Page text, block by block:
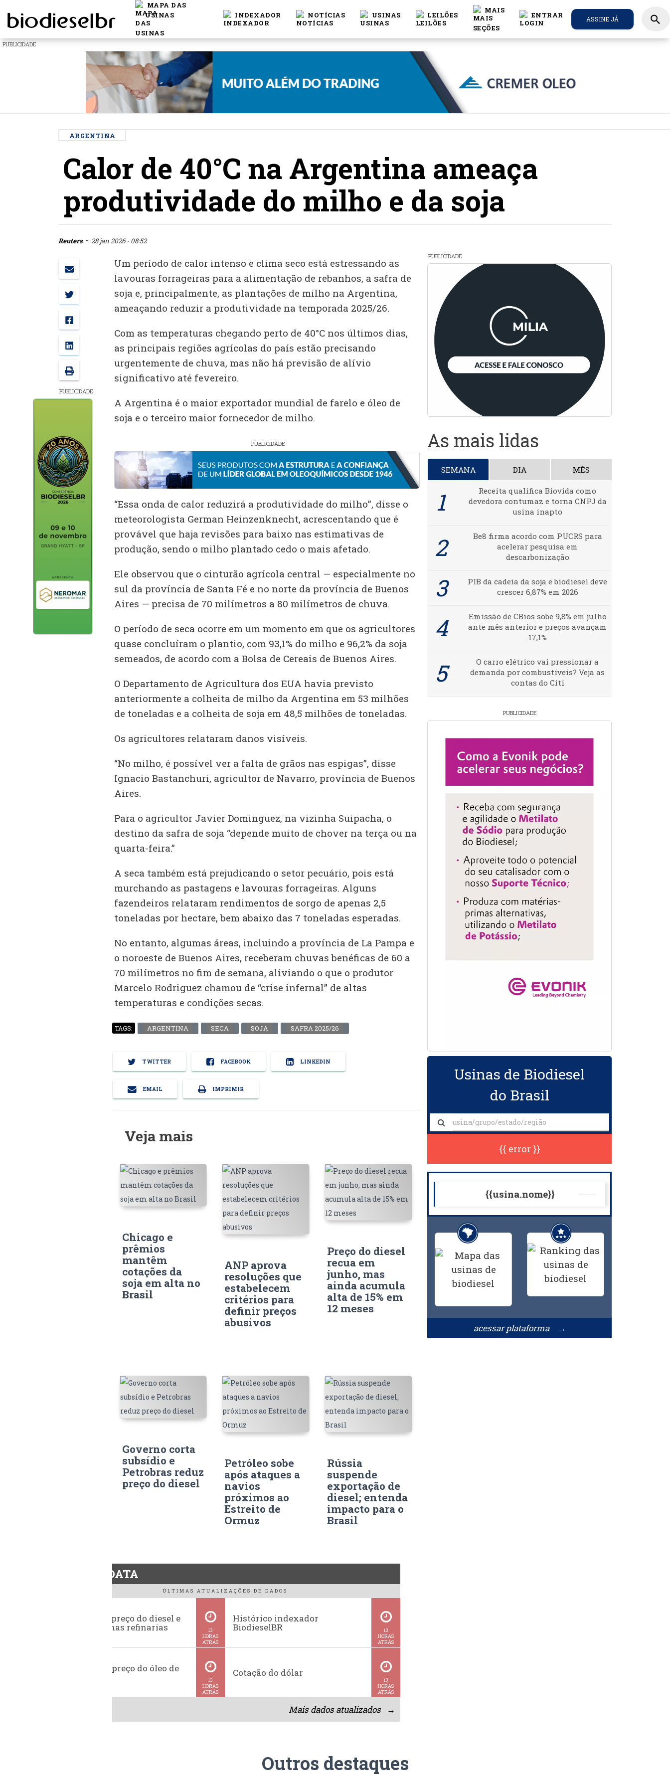
MAPA DAS
USINAS
INDEXADOR NOTÍCIAS USINAS LEILÕES
MAIS
ENTRAR ASSINE JÁ search
PUBLICIDADE
ARGENTINA
Calor de 40°C na Argentina ameaça
produtividade do milho e da soja
Reuters- 28 jan 2026 - 08:52
PUBLICIDADE
Um período de calor intenso e clima seco está estressando as
lavouras forrageiras para a alimentação de rebanhos, a safra de
soja e, principalmente, as plantações de milho na Argentina,
ameaçando reduzir a produtividade na temporada 2025/26.
Com as temperaturas chegando perto de 40°C nos últimos dias,
as principais regiões agrícolas do país estão precisando
urgentemente de chuva, mas não há previsão de alívio
significativo até fevereiro.
A Argentina é o maior exportador mundial de farelo e óleo de
soja e o terceiro maior fornecedor de milho.
PUBLICIDADE
“Essa onda de calor reduzirá a produtividade do milho”, disse o
meteorologista German Heinzenknecht, acrescentando que é
provável que haja revisões para baixo nas estimativas de
produção, sendo o milho plantado cedo o mais afetado.
Ele observou que o cinturão agrícola central — especialmente no
sul da província de Santa Fé e no norte da província de Buenos
Aires — precisa de 70 milímetros a 80 milímetros de chuva.
O período de seca ocorre em um momento em que os agricultores
quase concluíram o plantio, com 93,1% do milho e 96,2% da soja
semeados, de acordo com a Bolsa de Cereais de Buenos Aires.
O Departamento de Agricultura dos EUA havia previsto
anteriormente a colheita de milho da Argentina em 53 milhões
de toneladas e a colheita de soja em 48,5 milhões de toneladas.
Os agricultores relataram danos visíveis.
“No milho, é possível ver a falta de grãos nas espigas”, disse
Ignacio Bastanchuri, agricultor de Navarro, província de Buenos
Aires.
Para o agricultor Javier Dominguez, na vizinha Suipacha, o
destino da safra de soja “depende muito de chover na terça ou na
quarta-feira.”
A seca também está prejudicando o setor pecuário, pois está
murchando as pastagens e lavouras forrageiras. Alguns
fazendeiros relataram rendimentos de sorgo de apenas 2,5
toneladas por hectare, bem abaixo das 7 toneladas esperadas.
No entanto, algumas áreas, incluindo a província de La Pampa e
o noroeste de Buenos Aires, receberam chuvas benéficas de 60 a
70 milímetros no fim de semana, aliviando o que o produtor
Marcelo Rodriguez chamou de “crise infernal” de altas
temperaturas e condições secas.
TAGS: ARGENTINA SECA SOJA SAFRA 2025/26
TWITTER FACEBOOK LINKEDIN
EMAIL IMPRIMIR
Veja mais
Chicago e
prêmios
mantêm
cotações da
soja em alta no
Brasil
ANP aprova
resoluções que
estabelecem
critérios para
definir preços
abusivos
Preço do diesel
recua em
junho, mas
ainda acumula
alta de 15% em
12 meses
Governo corta
subsídio e
Petrobras reduz
preço do diesel
Petróleo sobe
após ataques a
navios
próximos ao
Estreito de
Ormuz
Rússia
suspende
exportação de
diesel; entenda
impacto para o
Brasil
BiodieselDATA
ÚLTIMAS ATUALIZAÇÕES DE DADOS
Evolução do preço do diesel e
da gasolina nas refinarias
13
HORAS
ATRÁS
Histórico indexador
BiodieselBR
13
HORAS
ATRÁS
Histórico do preço do óleo de
13
HORAS
ATRÁS
Cotação do dólar
13
HORAS
ATRÁS
Mais dados atualizados →
PUBLICIDADE
As mais lidas
SEMANA DIA MÊS
Receita qualifica Biovida como
devedora contumaz e torna CNPJ da
usina inapto
Be8 firma acordo com PUCRS para
acelerar pesquisa em
descarbonização
PIB da cadeia da soja e biodiesel deve
crescer 6,87% em 2026
Emissão de CBios sobe 9,8% em julho
ante mês anterior e preços avançam
17,1%
O carro elétrico vai pressionar a
demanda por combustíveis? Veja as
contas do Citi
PUBLICIDADE
Usinas de Biodiesel
do Brasil
{{ error }}
{{usina.nome}}
acessar plataforma →
Outros destaques